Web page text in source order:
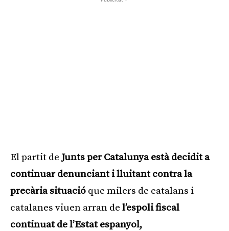
El partit deJunts per Catalunya està decidit a
continuar denunciant i lluitant contra la
precària situació que milers de catalans i
catalanes viuen arran de l’espoli fiscal
continuat de l’Estat espanyol,